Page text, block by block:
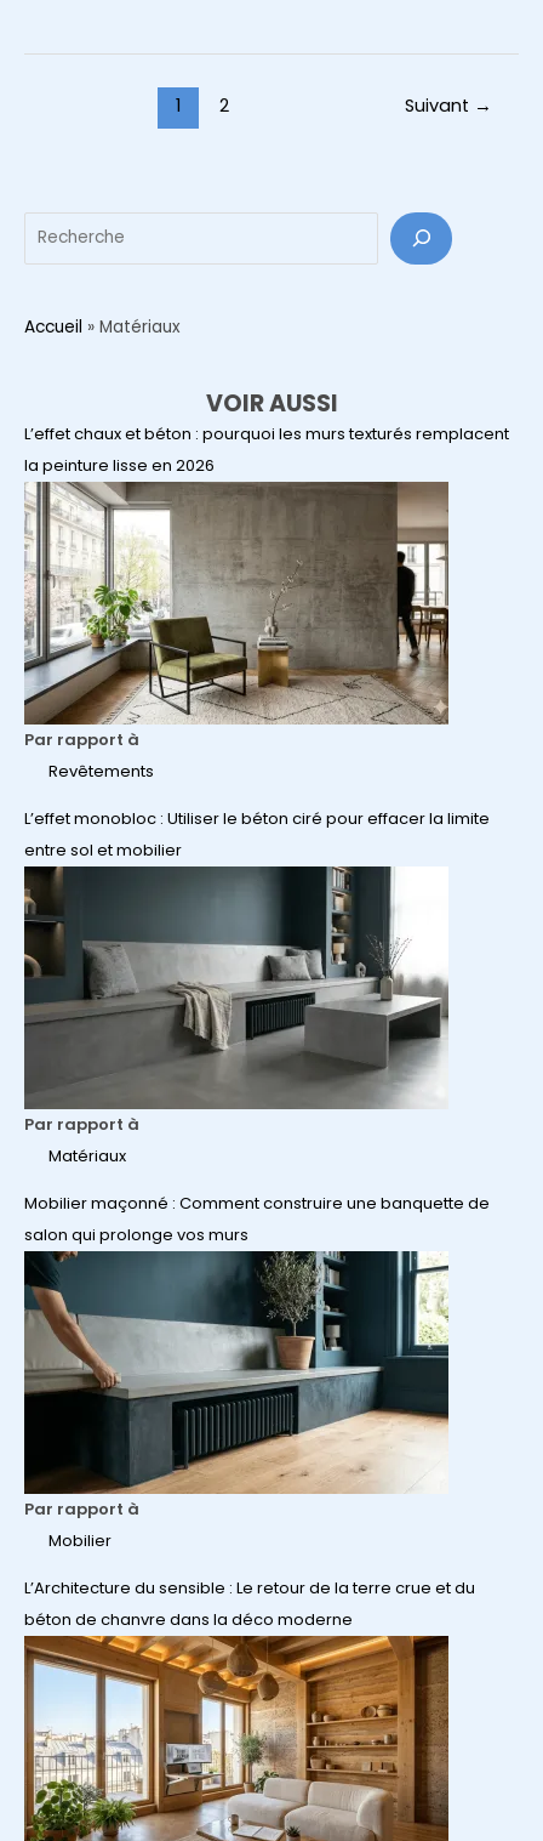
à
moins
1 2 Suivant →
Accueil » Matériaux
VOIR AUSSI
L’effet chaux et béton : pourquoi les murs texturés remplacent
la peinture lisse en 2026
Par rapport à
Revêtements
L’effet monobloc : Utiliser le béton ciré pour effacer la limite
entre sol et mobilier
Par rapport à
Matériaux
Mobilier maçonné : Comment construire une banquette de
salon qui prolonge vos murs
Par rapport à
Mobilier
L’Architecture du sensible : Le retour de la terre crue et du
béton de chanvre dans la déco moderne